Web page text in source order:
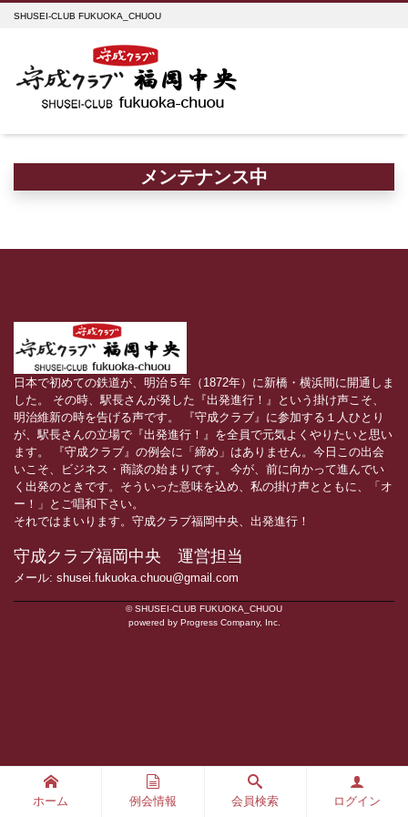
SHUSEI-CLUB FUKUOKA_CHUOU
メンテナンス中
ホーム 例会情報 会員検索 ログイン
日本で初めての鉄道が、明治５年（1872年）に新橋・横浜間に開通しま
した。 その時、駅長さんが発した『出発進行！』という掛け声こそ、
明治維新の時を告げる声です。 『守成クラブ』に参加する１人ひとり
が、駅長さんの立場で『出発進行！』を全員で元気よくやりたいと思い
ます。 『守成クラブ』の例会に「締め」はありません。今日この出会
いこそ、ビジネス・商談の始まりです。 今が、前に向かって進んでい
く出発のときです。そういった意味を込め、私の掛け声とともに、「オ
ー！」とご唱和下さい。
それではまいります。守成クラブ福岡中央、出発進行！
守成クラブ福岡中央 運営担当
メール: shusei.fukuoka.chuou@gmail.com
© SHUSEI-CLUB FUKUOKA_CHUOU
powered by Progress Company, Inc.